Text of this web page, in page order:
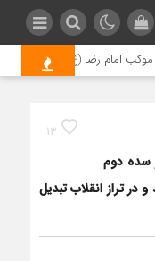
امام رضا (ع) پتروشیمی
13
سده دوم
در تراز انقلاب تبدیل